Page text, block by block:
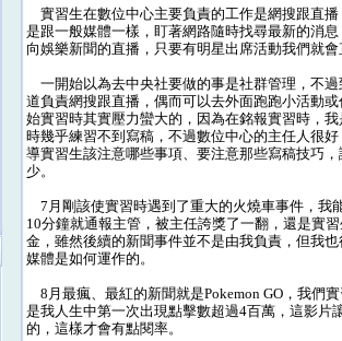
實習生在數位中心主要負責的工作是網搜跟直
是跟一般媒體一樣，盯著網路隨時找尋最新的消
向娛樂新聞的直播，只要有明星出席活動我們就
一開始以為去中央社要做的事是社群管理，不
道負責網搜跟直播，偶而可以去外面跑跑小活動
始實習時其實壓力蠻大的，因為在銘報實習時，
時幾乎練習不到寫稿，不過數位中心的主任人很
導實習生該注意哪些事項、要注意那些寫稿技巧
少。
7月剛該使實習時遇到了重大的火燒車事件，我
10分鐘就通報主管，被主任誇獎了一翻，還是實
金，雖然後續的新聞事件並不是由我負責，但我
媒體是如何運作的。
8月最瘋、最紅的新聞就是Pokemon GO，我們
是我人生中第一次出現點擊數超過4百萬，這影
的，這樣才會有點閱率。